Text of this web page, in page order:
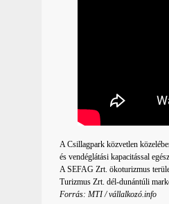
A Csillagpark közvetlen
és vendéglátási kapacitással
A SEFAG Zrt. ökoturizmus
Turizmus Zrt. dél-dunántúli
Forrás: MTI / vállalkozó.info